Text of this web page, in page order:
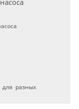
для разных